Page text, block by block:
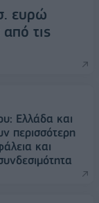
ευρώ
τις
Ελλάδα και
περισσότερη
και